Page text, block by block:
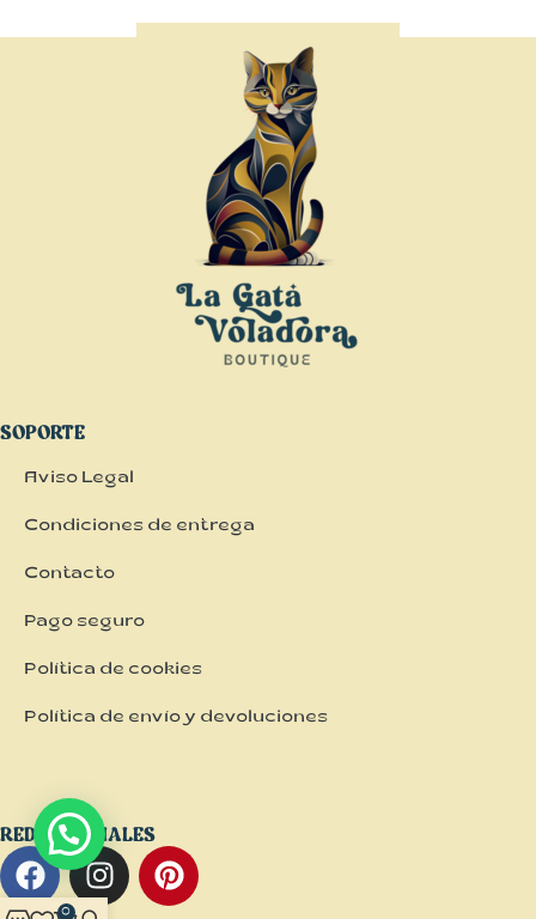
SOPORTE
Aviso Legal
Condiciones de entrega
Contacto
Pago seguro
Política de cookies
Política de envío y devoluciones
REDES SOCIALES
0